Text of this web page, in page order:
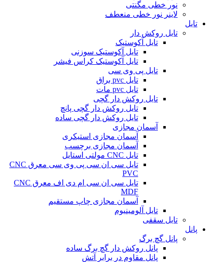
نور خطی مگنتی
لاینر نور خطی منعطف
تایل
تایل روکش دار
تایل آکوستیک
تایل آکوستیک سوزنی
تایل آکوستیک کراس فیشر
تایل پی وی سی
تایل pvc براق
تایل pvc مات
تایل روکش دار گچی
تایل روکش دار گچی پانچ
تایل روکش دار گچی ساده
آسمان مجازی
آسمان مجازی استیکری
آسمان مجازی برچسب
تایل CNC مولتی استایل
تایل سی ان سی پی وی سی معرق CNC
PVC
تایل سی ان سی ام دی اف معرق CNC
MDF
آسمان مجازی چاپ مستقیم
تایل آلومینیوم
تایل سقفی
پانل
پانل گچ برگ
پانل روکش دار گچ برگ ساده
پانل مقاوم در برابر آتش